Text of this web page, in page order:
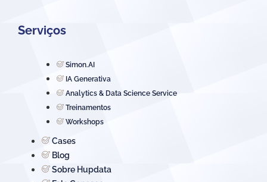
Serviços
Simon.AI
IA Generativa
Analytics & Data Science Service
Treinamentos
Workshops
Cases
Blog
Sobre Hupdata